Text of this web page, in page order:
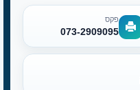
פקס
073-2909095